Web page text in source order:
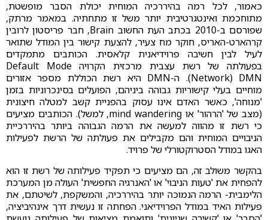
כאמור, לכל רמה בהיררכיה המוחית יכולת הסבר מופשטת,
מתוחכמת ואינטגרטיבית יותר משל זו מתחתיה. במאמר מרתק,
שפורסם ב-2010 בכתב העת החשוב Brain, חבר פריסטון לרובין
קרהארט-האריס, חוקר מח צעיר, להצעת קישור בין המודל שתואר
לעיל לבין חשיבה פרוידיאנית קלאסית. הכותבים מתמקדים
בפעולתה של רשת עצבית מרכזית הקרויה Default Mode
Network) DMN). ה-DMN היא רשת הכוללת מספר אזורים
מוחיים בעלי קישוריות גבוהה ביניהם, הפועלים בסינכרוניות בזמן
'מנוחה', כאשר האדם אינו עסוק בהפניית קשב למטלה חיצונית
(מצב של 'הרהור' או mind wandering, למשל). הכותבים מציעים
כי רשת זו מהווה למעשה את הרמה הגבוהה ביותר בהיררכיית
הניבויים המוחית והם מקבילים את פעולתה של הרשת לפעילות
האגו במודל הסטרוקטורלי של פרויד.
בהקשר משולב זה, הם מציעים כי תפקיד פעילותה של רשת זו הוא
להפחית את 'טעות הניבוי' או 'האנרגיה החפשית' העולה מן המערכת
הלימבית- הרמה הנמוכה יותר בהיררכיה, והמשקפת, לשיטתם, את
פעילות האיד במודל הפרוידיאני. הפחתה זו נעשית דרך אינהיביציה,